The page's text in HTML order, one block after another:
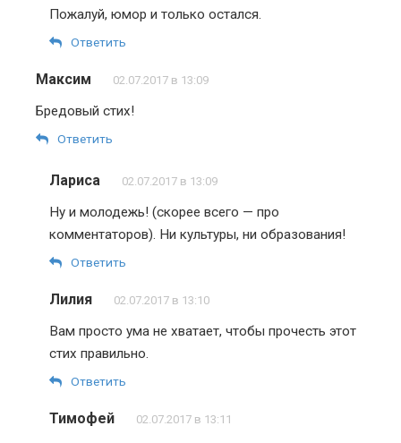
Пожалуй, юмор и только остался.
Ответить
Максим 02.07.2017 в 13:09
Бредовый стих!
Ответить
Лариса 02.07.2017 в 13:09
Ну и молодежь! (скорее всего — про
комментаторов). Ни культуры, ни образования!
Ответить
Лилия 02.07.2017 в 13:10
Вам просто ума не хватает, чтобы прочесть этот
стих правильно.
Ответить
Тимофей 02.07.2017 в 13:11